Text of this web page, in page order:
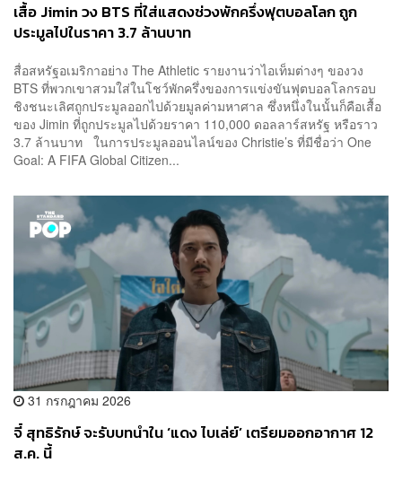
เสื้อ Jimin วง BTS ที่ใส่แสดงช่วงพักครึ่งฟุตบอลโลก ถูก
ประมูลไปในราคา 3.7 ล้านบาท
สื่อสหรัฐอเมริกาอย่าง The Athletic รายงานว่าไอเท็มต่างๆ ของวง
BTS ที่พวกเขาสวมใส่ในโชว์พักครึ่งของการแข่งขันฟุตบอลโลกรอบ
ชิงชนะเลิศถูกประมูลออกไปด้วยมูลค่ามหาศาล ซึ่งหนึ่งในนั้นก็คือเสื้อ
ของ Jimin ที่ถูกประมูลไปด้วยราคา 110,000 ดอลลาร์สหรัฐ หรือราว
3.7 ล้านบาท ในการประมูลออนไลน์ของ Christie’s ที่มีชื่อว่า One
Goal: A FIFA Global Citizen...
31 กรกฎาคม 2026
จี๋ สุทธิรักษ์ จะรับบทนำใน ‘แดง ไบเล่ย์’ เตรียมออกอากาศ 12
ส.ค. นี้